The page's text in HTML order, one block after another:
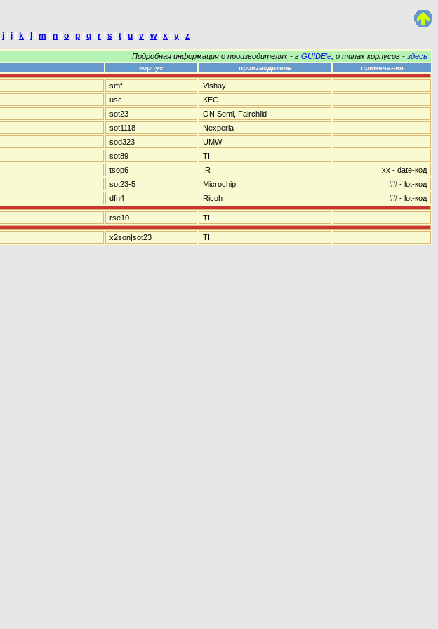
i j k m n o p q r s t u v wI x y z
Подробная информация о производителях - в GUIDE'е , о типах корпусов - здесь
корпус производитель примечания
smf
Vishay
usc
KEC
sot23
ON Semi, Fairchild
sot1118
Nexperia
sod323
UMW
sot89
TI
tsop6 IR
xx - date-код
sot23-5 Microchip
## - lot-код
dfn4 Ricoh ## - lot-код
rse10 TI
x2son|sot23 TI